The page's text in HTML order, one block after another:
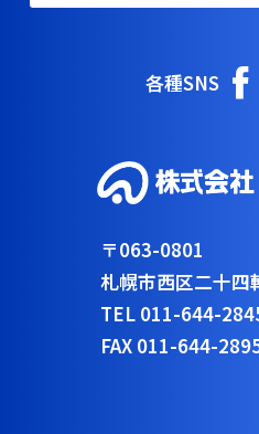
各種SNS
〒063-0801
札幌市西区二十四
TEL 011-644-
FAX 011-644-